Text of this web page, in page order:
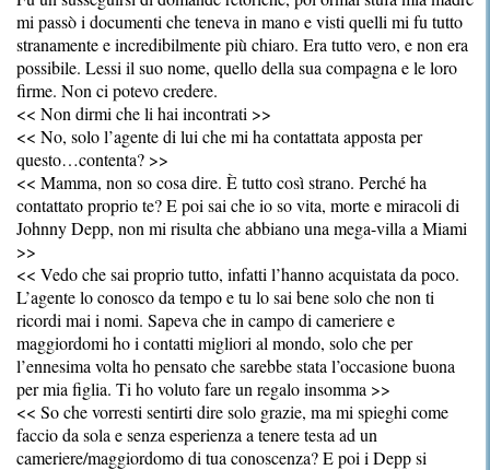
mi passò i documenti che teneva in mano e visti quelli mi fu tutto
stranamente e incredibilmente più chiaro. Era tutto vero, e non era
possibile. Lessi il suo nome, quello della sua compagna e le loro
firme. Non ci potevo credere.
<< Non dirmi che li hai incontrati >>
<< No, solo l’agente di lui che mi ha contattata apposta per
questo…contenta? >>
<< Mamma, non so cosa dire. È tutto così strano. Perché ha
contattato proprio te? E poi sai che io so vita, morte e miracoli di
Johnny Depp, non mi risulta che abbiano una mega-villa a Miami
>>
<< Vedo che sai proprio tutto, infatti l’hanno acquistata da poco.
L’agente lo conosco da tempo e tu lo sai bene solo che non ti
ricordi mai i nomi. Sapeva che in campo di cameriere e
maggiordomi ho i contatti migliori al mondo, solo che per
l’ennesima volta ho pensato che sarebbe stata l’occasione buona
per mia figlia. Ti ho voluto fare un regalo insomma >>
<< So che vorresti sentirti dire solo grazie, ma mi spieghi come
faccio da sola e senza esperienza a tenere testa ad un
cameriere/maggiordomo di tua conoscenza? E poi i Depp si